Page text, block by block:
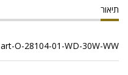
תיאור
art-O-28104-01-WD-30W-WW